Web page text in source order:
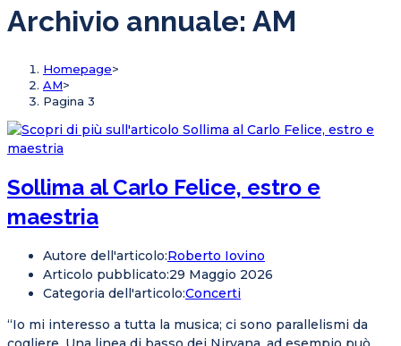
Archivio annuale: AM
Homepage>
AM>
Pagina 3
Sollima al Carlo Felice, estro e
maestria
Autore dell'articolo:Roberto Iovino
Articolo pubblicato:29 Maggio 2026
Categoria dell'articolo:Concerti
“Io mi interesso a tutta la musica; ci sono parallelismi da